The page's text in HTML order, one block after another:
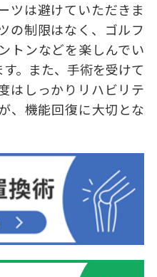
ツは避けていただきま
の制限はなく、ゴルフ
トンなどを楽しんでい
。また、手術を受けて
はしっかりリハビリテ
、機能回復に大切とな